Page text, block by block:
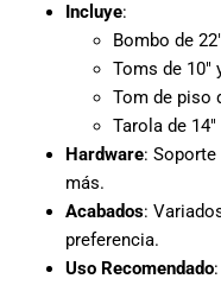
Incluye:
Bombo de 22″
Toms de 10″
Tom de piso
Tarola de 14″
Hardware:
más.
Acabados:
preferencia.
Uso Recomendado